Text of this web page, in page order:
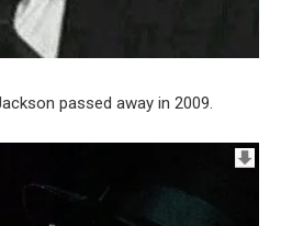
passed away in 2009.